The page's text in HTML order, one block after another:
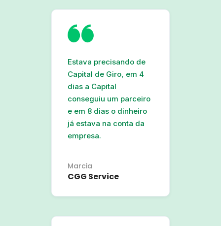
Estava precisando de
Capital de Giro, em 4
dias a Capital
conseguiu um parceiro
e em 8 dias o dinheiro
já estava na conta da
empresa.
Marcia
CGG Service